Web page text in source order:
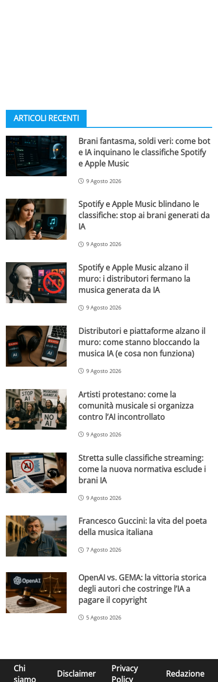
ARTICOLI RECENTI
Brani fantasma, soldi veri: come bot
e IA inquinano le classifiche Spotify
e Apple Music
9 Agosto 2026
Spotify e Apple Music blindano le
classifiche: stop ai brani generati da
IA
9 Agosto 2026
Spotify e Apple Music alzano il
muro: i distributori fermano la
musica generata da IA
9 Agosto 2026
Distributori e piattaforme alzano il
muro: come stanno bloccando la
musica IA (e cosa non funziona)
9 Agosto 2026
Artisti protestano: come la
comunità musicale si organizza
contro l’AI incontrollato
9 Agosto 2026
Stretta sulle classifiche streaming:
come la nuova normativa esclude i
brani IA
9 Agosto 2026
Francesco Guccini: la vita del poeta
della musica italiana
7 Agosto 2026
OpenAI vs. GEMA: la vittoria storica
degli autori che costringe l’IA a
pagare il copyright
5 Agosto 2026
Chi
siamo
Disclaimer
Privacy
Policy
Redazione